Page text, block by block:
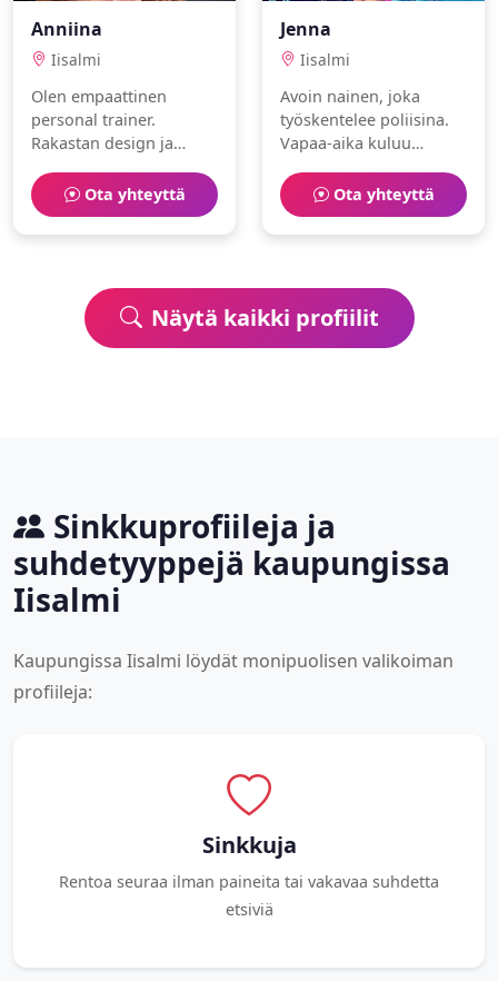
Anniina
Iisalmi
Olen empaattinen
personal trainer.
Rakastan design ja
kumppania elämän
seikkailuihin.
Ota yhteyttä
Jenna
Iisalmi
Avoin nainen, joka
työskentelee poliisina.
Vapaa-aika kuluu
parissa.Ota yhteyttä
Näytä kaikki profiilit
Sinkkuprofiileja ja
suhdetyyppejä kaupungissa
Iisalmi
Kaupungissa Iisalmi löydät monipuolisen valikoiman
profiileja:
Sinkkuja
Rentoa seuraa ilman paineita tai vakavaa suhdetta
etsiviä